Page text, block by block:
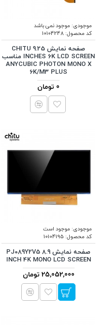
موجودی: موجود نمی باشد
کد محصول:10104248
صفحه نمایش CHITU 9.25
INCHES 6K LCD SCREEN مناسب
ANYCUBIC PHOTON MONO X
6K/M3 PLUS
0 تومان
موجودی: موجود است
کد محصول: 10104195
صفحه نمایش PJ089Y2V5 8.9
INCH 4K MONO LCD SCREEN
25,052,000 تومان